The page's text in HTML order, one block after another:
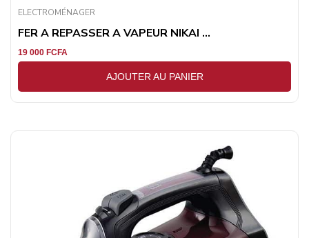
ELECTROMÉNAGER
FER A REPASSER A VAPEUR NIKAI ...
19 000 FCFA
AJOUTER AU PANIER